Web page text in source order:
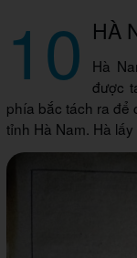
10 HÀ
Hà
được
phía bắc tách ra để
tỉnh Hà Nam. Hà